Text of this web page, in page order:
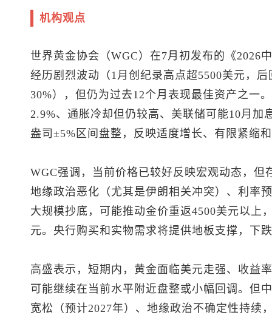
机构观点
世界黄金协会（WGC）在7月初发布的《2026
经历剧烈波动（1月创纪录高点超5500美元，
30%），但仍为过去12个月表现最佳资产之一
2.9%、通胀冷却但仍较高、美联储可能10月加
盎司±5%区间盘整，反映适度增长、有限紧缩
WGC强调，当前价格已较好反映宏观动态，
地缘政治恶化（尤其是伊朗相关冲突）、利率
大规模抄底，可能推动金价重返4500美元以上
元。央行购买和实物需求将提供地板支撑，下
高盛表示，短期内，黄金面临美元走强、收益
可能继续在当前水平附近盘整或小幅回调。但
宽松（预计2027年）、地缘政治不确定性持续